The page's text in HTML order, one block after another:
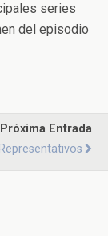
series
del episodio
Próxima Entrada